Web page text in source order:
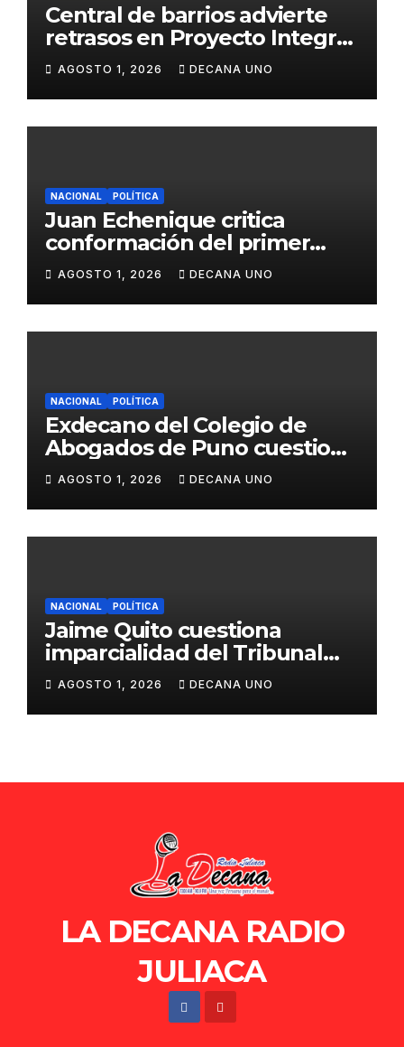
Central de barrios advierte
retrasos en Proyecto Integral
de Agua y Alcantarillado para
Juliaca
AGOSTO 1, 2026 DECANA UNO
NACIONAL POLÍTICA
Juan Echenique critica
conformación del primer
gabinete ministerial de Keiko
Fujimori
AGOSTO 1, 2026 DECANA UNO
NACIONAL POLÍTICA
Exdecano del Colegio de
Abogados de Puno cuestiona
propuestas sobre seguridad
ciudadana
AGOSTO 1, 2026 DECANA UNO
NACIONAL POLÍTICA
Jaime Quito cuestiona
imparcialidad del Tribunal
Constitucional tras liberación
de Ollanta Humala
AGOSTO 1, 2026 DECANA UNO
LA DECANA RADIO
JULIACA